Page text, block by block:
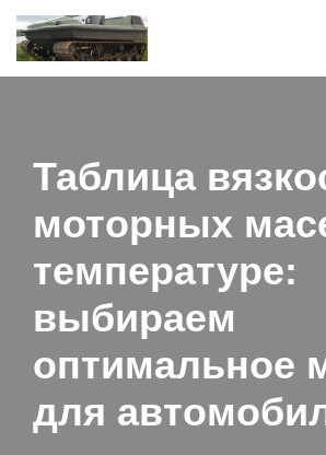
Перейти
Таблица
моторных
температуре:
выбираем
оптимальное
для